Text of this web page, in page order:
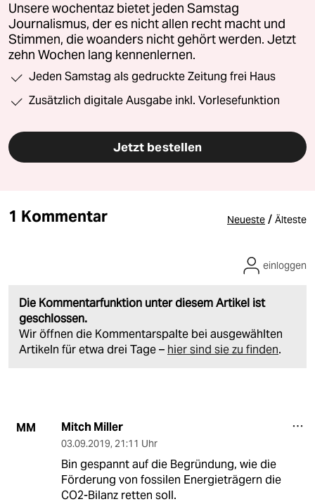
Unsere wochentaz bietet jeden Samstag
Journalismus, der es nicht allen recht macht und
Stimmen, die woanders nicht gehört werden. Jetzt
zehn Wochen lang kennenlernen.
Jeden Samstag als gedruckte Zeitung frei Haus
Zusätzlich digitale Ausgabe inkl. Vorlesefunktion
Jetzt bestellen
1 Kommentar Neueste / Älteste
Die Kommentarfunktion unter diesem Artikel ist
geschlossen.
Wir öffnen die Kommentarspalte bei ausgewählten
Artikeln für etwa drei Tage – hier sind sie zu finden.
einloggen
MM Mitch Miller
03.09.2019, 21:11 Uhr
Bin gespannt auf die Begründung, wie die
Förderung von fossilen Energieträgern die
CO2-Bilanz retten soll.